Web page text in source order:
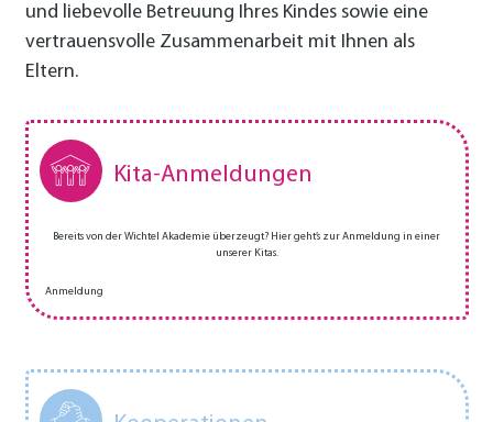
und liebevolle Betreuung Ihres Kindes sowie eine
vertrauensvolle Zusammenarbeit mit Ihnen als
Eltern.
Kita-Anmeldungen
Bereits von der Wichtel Akademie überzeugt? Hier geht’s zur Anmeldung in einer
unserer Kitas.
Anmeldung